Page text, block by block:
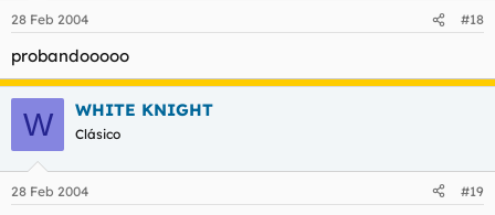
28 Feb 2004 #18
probandooooo
W WHITE KNIGHT
Clásico
28 Feb 2004 #19